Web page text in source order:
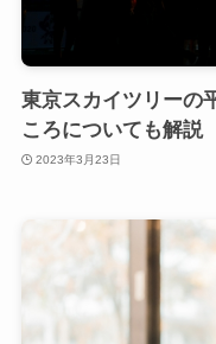
東京スカイツリーの
ころについても解説
2023年3月23日